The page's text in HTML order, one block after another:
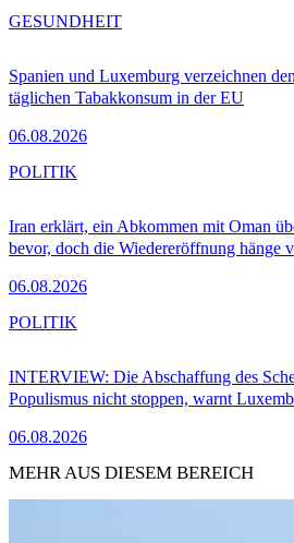
Spanien und Luxemburg verzeichnen
täglichen Tabakkonsum in der EU
06.08.2026
GESUNDHEIT
Iran erklärt, ein Abkommen mit Oman
bevor, doch die Wiedereröffnung hänge
06.08.2026
POLITIK
INTERVIEW: Die Abschaffung des
Populismus nicht stoppen, warnt
06.08.2026
POLITIK
MEHR AUS DIESEM BEREICH